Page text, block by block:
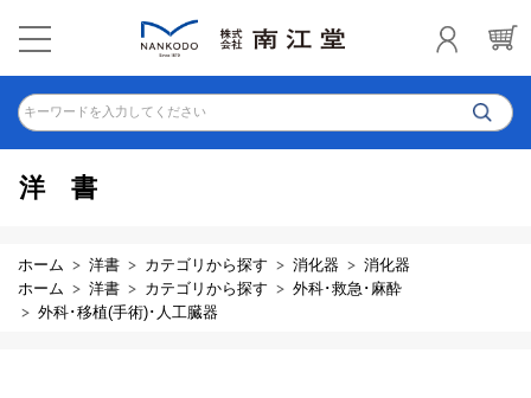
キーワードを入力してください
洋書
ホーム 洋書 カテゴリから探す 消化器
消化器
ホーム
洋書 カテゴリから探す
外科･救急･麻酔
外科･移植(手術)･人工臓器